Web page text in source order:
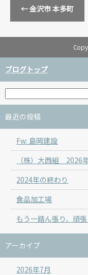
←金沢市 本多町
ブログトップ
最近の投稿
Fw: 島岡建設
（株）大西組 2026
2024年の終わり
食品加工場
もう一踏ん張り、頑張
アーカイブ
2026年7月